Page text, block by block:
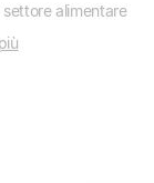
alimentare